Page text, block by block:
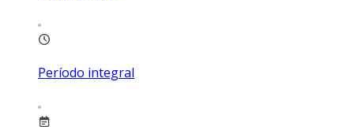
Período integral